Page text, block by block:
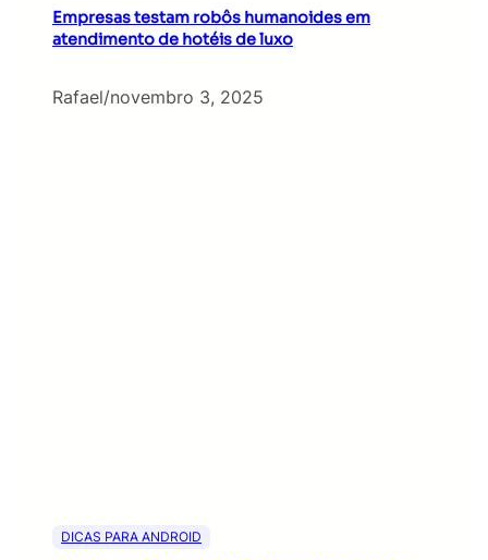
Empresas testam robôs humanoides em
atendimento de hotéis de luxo
Rafael/novembro 3, 2025
DICAS PARA ANDROID